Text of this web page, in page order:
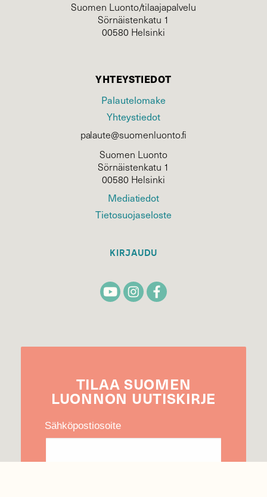
Suomen Luonto/tilaajapalvelu
Sörnäistenkatu 1
00580 Helsinki
YHTEYSTIEDOT
Palautelomake
Yhteystiedot
palaute@suomenluonto.fi
Suomen Luonto
Sörnäistenkatu 1
00580 Helsinki
Mediatiedot
Tietosuojaseloste
KIRJAUDU
TILAA SUOMEN
LUONNON UUTIS­KIRJE
Sähköpostiosoite